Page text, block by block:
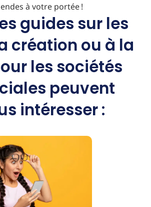
à votre portée !
guides sur les
création ou à la
les sociétés
peuvent
intéresser :